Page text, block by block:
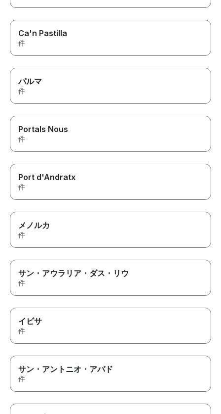
Ca'n Pastilla
件
パルマ
件
Portals Nous
件
Port d'Andratx
件
メノルカ
件
サン・アウラリア・ダス・リウ
件
イビサ
件
サン・アントニオ・アバド
件